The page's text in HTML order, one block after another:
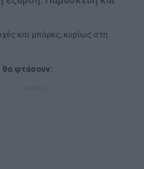
και μπόρες, κυρίως στη
θα φτάσουν: